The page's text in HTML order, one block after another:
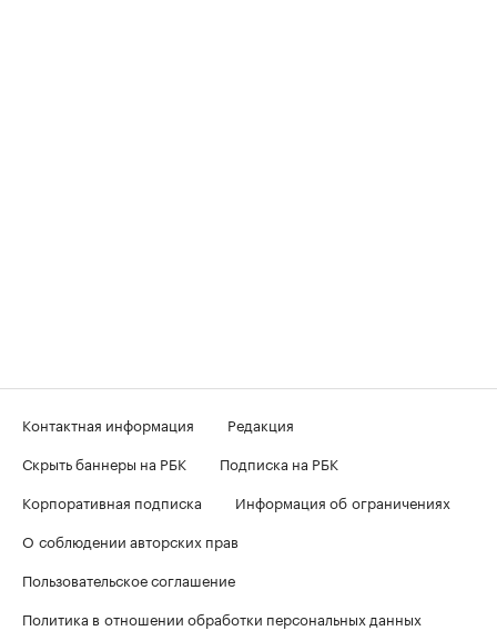
Контактная информация
Редакция
Скрыть баннеры на РБК
Подписка на РБК
Корпоративная подписка
Информация об ограничениях
О соблюдении авторских прав
Пользовательское соглашение
Политика в отношении обработки персональных данных